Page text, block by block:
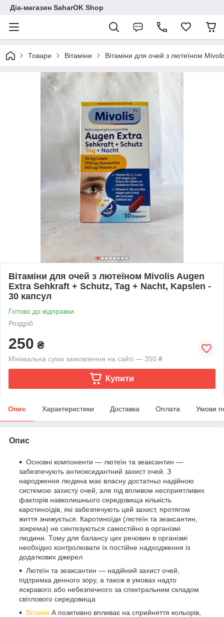
Діа-магазин SaharOK Shop
Товари Вітаміни Вітаміни для очей з лютеїном
Вітаміни для очей з лютеїном Mivolis Augen
Extra Sehkraft + Schutz, Tag + Nacht, Kapslen -
30 капсул
Готово до відправки
Роздріб
250 ₴
Мінімальна сума замовлення на сайті — 350 ₴
Купити
Опис Характеристики Доставка Оплата Умови
Опис
Основні компоненти — лютеїн та зеаксантин —
забезпечують антиоксидантний захист очей. З
народження людина має власну достатньо надійною
системою захисту очей, але під впливом несприятливих
факторів навколишнього середовища кількість
каротиноїдів, які забезпечують цей захист, протягом
життя знижується. Каротиноїди (лютеїн та зеаксантин,
зокрема) не синтезуються самостійно в організмі
людини. Тому для балансу цих речовин в організмі
необхідно контролювати їх постійне надходження із
додаткових джерел
Лютеїн та зеаксантин — надійний захист очей,
підтримка денного зору, а також в умовах надто
яскравого або небезпечного за спектральним складом
світлового середовища
Вітамін А позитивно впливає на сприйняття кольорів,